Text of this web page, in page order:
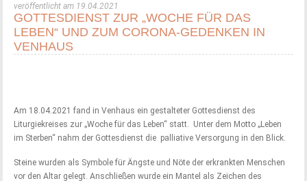
veröffentlicht am 19.04.2021
GOTTESDIENST ZUR „WOCHE FÜR DAS
LEBEN“ UND ZUM CORONA-GEDENKEN IN
VENHAUS
Am 18.04.2021 fand in Venhaus ein gestalteter Gottesdienst des
Liturgiekreises zur „Woche für das Leben“ statt. Unter dem Motto „Leben
im Sterben“ nahm der Gottesdienst die palliative Versorgung in den Blick.
Steine wurden als Symbole für Ängste und Nöte der erkrankten Menschen
vor den Altar gelegt. Anschließen wurde ein Mantel als Zeichen des